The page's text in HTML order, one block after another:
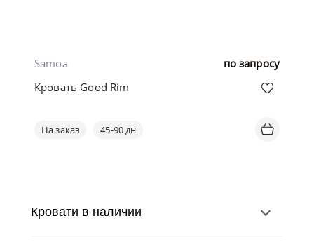
по запросу
Samoa
Кровать Good Rim
На заказ 45-90 дн
Кровати в наличии